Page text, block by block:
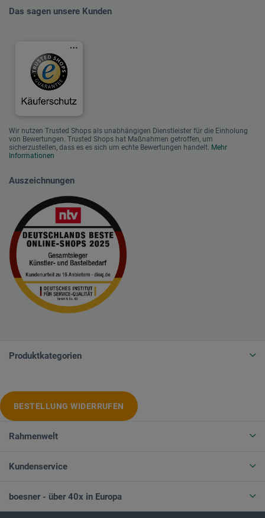
Das sagen unsere Kunden
Wir nutzen Trusted Shops als unabhängigen Dienstleister für die Einholung
von Bewertungen. Trusted Shops hat Maßnahmen getroffen, um
sicherzustellen, dass es es sich um echte Bewertungen handelt. Mehr
Informationen
Auszeichnungen
Produktkategorien
BESTELLUNG WIDERRUFEN
Rahmenwelt
Kundenservice
boesner - über 40x in Europa